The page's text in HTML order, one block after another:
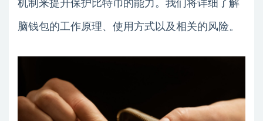
机制来提升保护比特币的能力。我们将详细了解
脑钱包的工作原理、使用方式以及相关的风险。